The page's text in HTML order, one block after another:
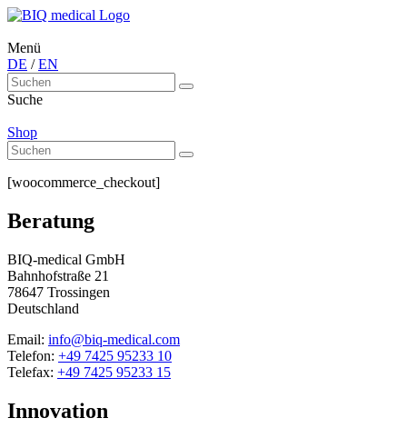
Menü
DE /EN
Suche
Shop
[woocommerce_checkout]
Beratung
BIQ-medical GmbH
Bahnhofstraße 21
78647 Trossingen
Deutschland
Email: info@biq-medical.com
Telefon: +49 7425 95233 10
Telefax: +49 7425 95233 15
Innovation